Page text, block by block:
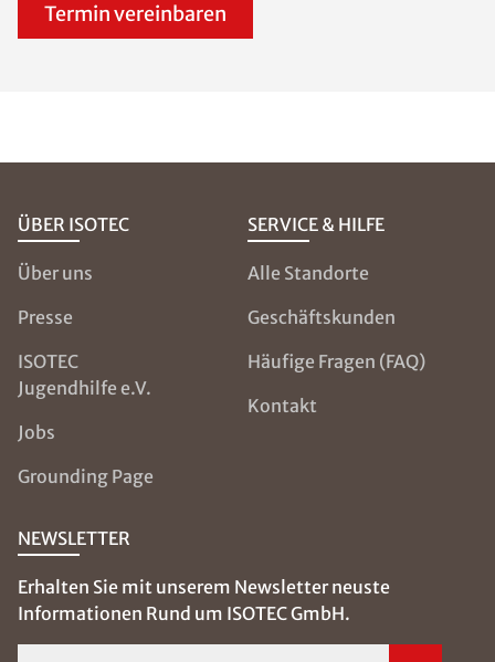
Termin vereinbaren
ÜBER ISOTEC
Über uns
Presse
ISOTEC
Jugendhilfe e.V.
Jobs
Grounding Page
SERVICE & HILFE
Alle Standorte
Geschäftskunden
Häufige Fragen (FAQ)
Kontakt
NEWSLETTER
Erhalten Sie mit unserem Newsletter neuste
Informationen Rund um ISOTEC GmbH.